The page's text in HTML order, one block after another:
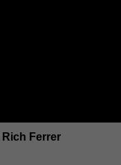
Rich Ferrer